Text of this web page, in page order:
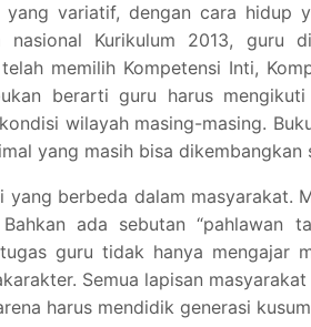
yang variatif, dengan cara hidup
nasional Kurikulum 2013, guru
memilih Kompetensi Inti,
berarti guru harus
wilayah masing-masing.
yang masih bisa dikembangkan
yang berbeda dalam masyarakat.
ada sebutan “pahlawan
guru tidak hanya mengajar
Semua lapisan
harus mendidik generasi